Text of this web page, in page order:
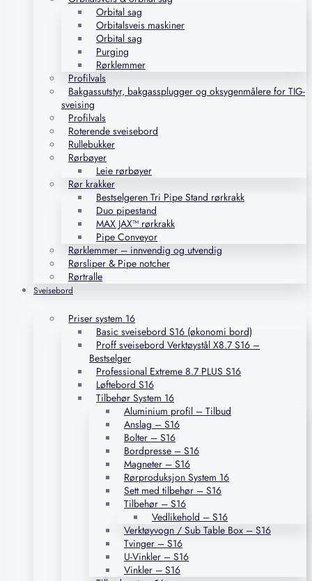
Orbital sag
Orbitalsveis maskiner
Orbital sag
Purging
Rørklemmer
Profilvals
Bakgassutstyr, bakgassplugger og oksygenmålere for TIG-
sveising
Profilvals
Roterende sveisebord
Rullebukker
Rørbøyer
Leie rørbøyer
Rør krakker
Bestselgeren Tri Pipe Stand rørkrakk
Duo pipestand
MAX JAX™ rørkrakk
Pipe Conveyor
Rørklemmer – innvendig og utvendig
Rørsliper & Pipe notcher
Rørtralle
Sveisebord
Priser system 16
Basic sveisebord S16 (økonomi bord)
Proff sveisebord Verktøystål X8.7 S16 –
Bestselger
Professional Extreme 8.7 PLUS S16
Løftebord S16
Tilbehør System 16
Aluminium profil – Tilbud
Anslag – S16
Bolter – S16
Bordpresse – S16
Magneter – S16
Rørproduksjon System 16
Sett med tilbehør – S16
Tilbehør – S16
Vedlikehold – S16
Verktøyvogn / Sub Table Box – S16
Tvinger – S16
U-Vinkler – S16
Vinkler – S16